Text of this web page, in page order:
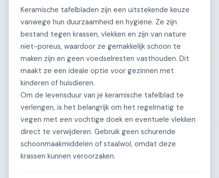
Keramische tafelbladen zijn een uitstekende keuze
vanwege hun duurzaamheid en hygiëne. Ze zijn
bestand tegen krassen, vlekken en zijn van nature
niet-poreus, waardoor ze gemakkelijk schoon te
maken zijn en geen voedselresten vasthouden. Dit
maakt ze een ideale optie voor gezinnen met
kinderen of huisdieren.
Om de levensduur van je keramische tafelblad te
verlengen, is het belangrijk om het regelmatig te
vegen met een vochtige doek en eventuele vlekken
direct te verwijderen. Gebruik geen schurende
schoonmaakmiddelen of staalwol, omdat deze
krassen kunnen veroorzaken.